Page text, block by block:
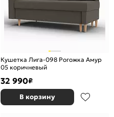
Кушетка Лига-098 Рогожка Амур
05 коричневый
32 990₽
В корзину